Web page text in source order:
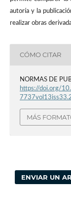
autoría y la
realizar obras
CÓMO CITAR
NORMAS DE
https://doi.org/
MÁS
ENVIAR UN